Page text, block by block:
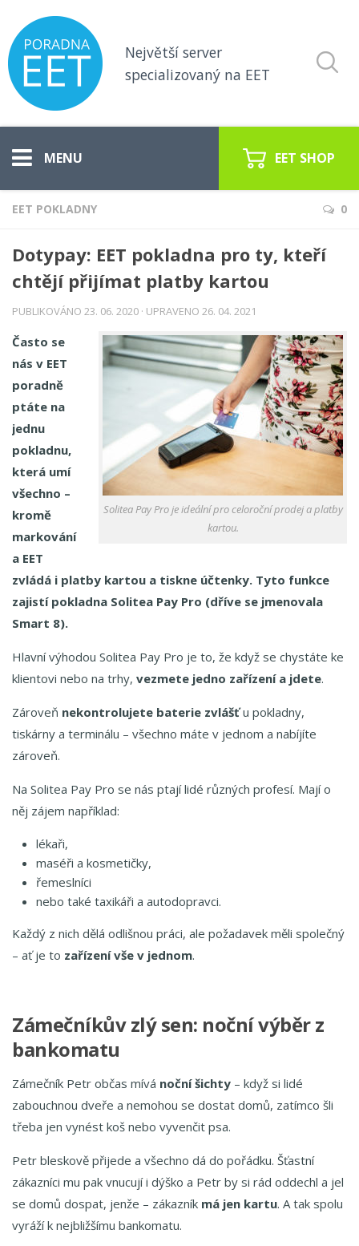
Největší server
specializovaný na EET
Koho se týká EET
Pokladny pro EET
EET poradna
Aktuální zprávy o EET
Český software pro EET
EET SHOP
EET POKLADNY 0
Dotypay: EET pokladna pro ty, kteří
chtějí přijímat platby kartou
PUBLIKOVÁNO 23. 06. 2020 · UPRAVENO 26. 04. 2021
Solitea Pay Pro je ideální pro celoroční prodej a platby
kartou.
Často se
nás v EET
poradně
ptáte na
jednu
pokladnu,
která umí
všechno –
kromě
markování
a EET
zvládá i platby kartou a tiskne účtenky. Tyto funkce
zajistí pokladna Solitea Pay Pro (dříve se jmenovala
Smart 8).
Hlavní výhodou Solitea Pay Pro je to, že když se chystáte ke
klientovi nebo na trhy, vezmete jedno zařízení a jdete.
Zároveň nekontrolujete baterie zvlášťu pokladny,
tiskárny a terminálu – všechno máte v jednom a nabíjíte
zároveň.
Na Solitea Pay Pro se nás ptají lidé různých profesí. Mají o
něj zájem například:
lékaři,
maséři a kosmetičky,
řemeslníci
nebo také taxikáři a autodopravci.
Každý z nich dělá odlišnou práci, ale požadavek měli společný
– ať je to zařízení vše v jednom.
Zámečníkův zlý sen: noční výběr z
bankomatu
Zámečník Petr občas mívá noční šichty – když si lidé
zabouchnou dveře a nemohou se dostat domů, zatímco šli
třeba jen vynést koš nebo vyvenčit psa.
Petr bleskově přijede a všechno dá do pořádku. Šťastní
zákazníci mu pak vnucují i dýško a Petr by si rád oddechl a jel
se domů dospat, jenže – zákazník má jen kartu. A tak spolu
vyráží k nejbližšímu bankomatu.